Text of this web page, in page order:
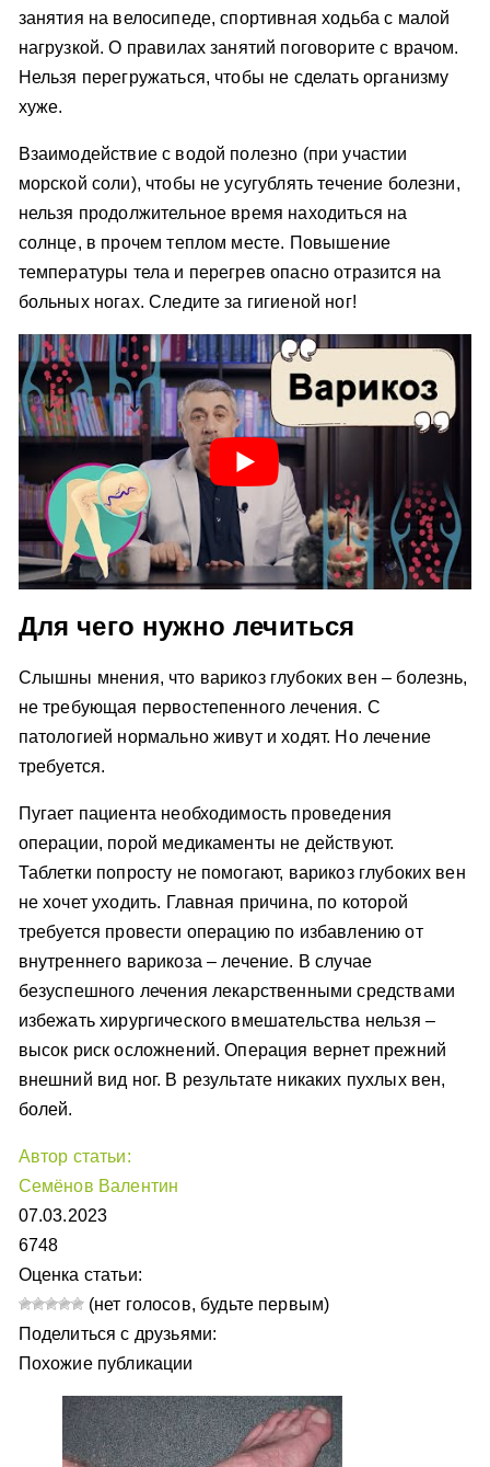
занятия на велосипеде, спортивная ходьба с малой
нагрузкой. О правилах занятий поговорите с врачом.
Нельзя перегружаться, чтобы не сделать организму
хуже.
Взаимодействие с водой полезно (при участии
морской соли), чтобы не усугублять течение болезни,
нельзя продолжительное время находиться на
солнце, в прочем теплом месте. Повышение
температуры тела и перегрев опасно отразится на
больных ногах. Следите за гигиеной ног!
Для чего нужно лечиться
Слышны мнения, что варикоз глубоких вен – болезнь,
не требующая первостепенного лечения. С
патологией нормально живут и ходят. Но лечение
требуется.
Пугает пациента необходимость проведения
операции, порой медикаменты не действуют.
Таблетки попросту не помогают, варикоз глубоких вен
не хочет уходить. Главная причина, по которой
требуется провести операцию по избавлению от
внутреннего варикоза – лечение. В случае
безуспешного лечения лекарственными средствами
избежать хирургического вмешательства нельзя –
высок риск осложнений. Операция вернет прежний
внешний вид ног. В результате никаких пухлых вен,
болей.
Автор статьи:
Семёнов Валентин
07.03.2023
6748
Оценка статьи:
(нет голосов, будьте первым)
Поделиться с друзьями:
Похожие публикации